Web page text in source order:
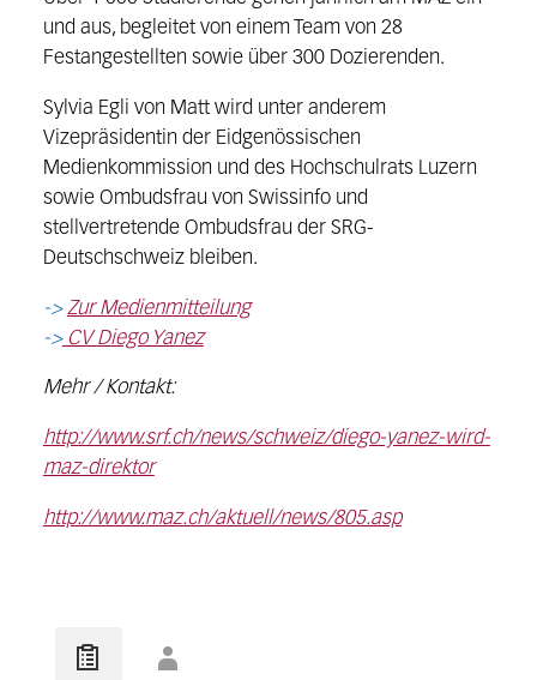
und aus, begleitet von einem Team von 28
Festangestellten sowie über 300 Dozierenden.
Sylvia Egli von Matt wird unter anderem
Vizepräsidentin der Eidgenössischen
Medienkommission und des Hochschulrats Luzern
sowie Ombudsfrau von Swissinfo und
stellvertretende Ombudsfrau der SRG-
Deutschschweiz bleiben.
->Zur Medienmitteilung
->CV Diego Yanez
Mehr / Kontakt:
http://www.srf.ch/news/schweiz/diego-yanez-wird-
maz-direktor
http://www.maz.ch/aktuell/news/805.asp